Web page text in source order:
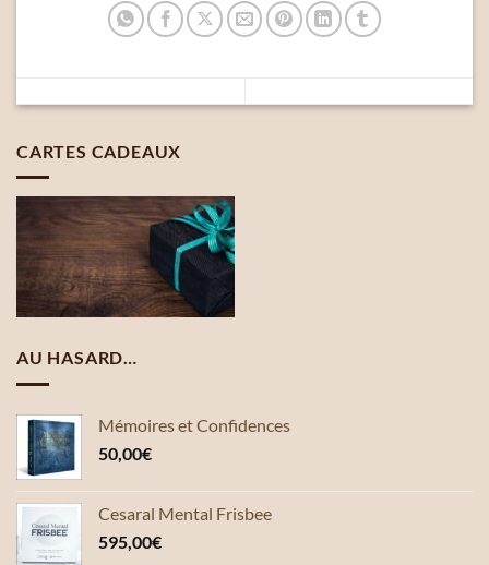
CARTES CADEAUX
AU HASARD…
Mémoires et Confidences
50,00€
Cesaral Mental Frisbee
595,00€